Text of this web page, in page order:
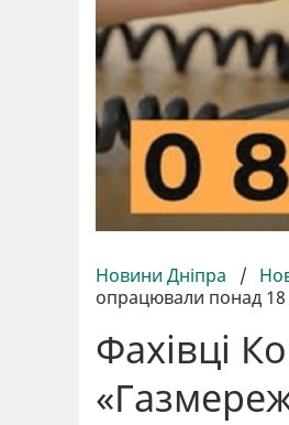
Новини Дніпра /
опрацювали понад 18
Фахівці